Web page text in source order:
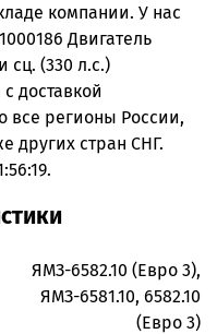
компании. У нас
Двигатель
сц. (330 л.с.)
доставкой
все регионы России,
других стран СНГ.
ЯМЗ-6582.10 (Евро 3),
ЯМЗ-6581.10, 6582.10
(Евро 3)